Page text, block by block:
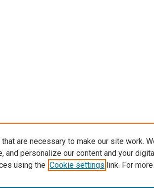
are necessary to make our site work.
and personalize our content and your
using the Cookie settings link. For